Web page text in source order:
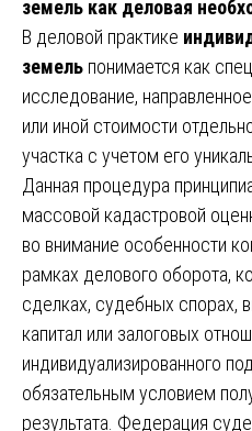
земель как деловая
В деловой практике
земель понимается как
исследование,
или иной стоимости
участка с учетом его
Данная процедура
массовой кадастровой
во внимание особенности
рамках делового оборота,
сделках, судебных спорах,
капитал или залоговых
индивидуализированного
обязательным условием
результата. Федерация